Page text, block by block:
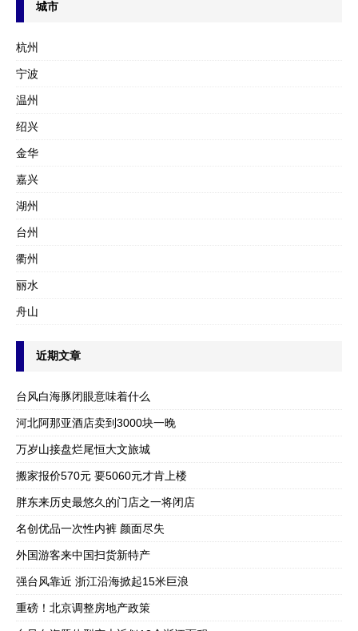
城市
杭州
宁波
温州
绍兴
金华
嘉兴
湖州
台州
衢州
丽水
舟山
近期文章
台风白海豚闭眼意味着什么
河北阿那亚酒店卖到3000块一晚
万岁山接盘烂尾恒大文旅城
搬家报价570元 要5060元才肯上楼
胖东来历史最悠久的门店之一将闭店
名创优品一次性内裤 颜面尽失
外国游客来中国扫货新特产
强台风靠近 浙江沿海掀起15米巨浪
重磅！北京调整房地产政策